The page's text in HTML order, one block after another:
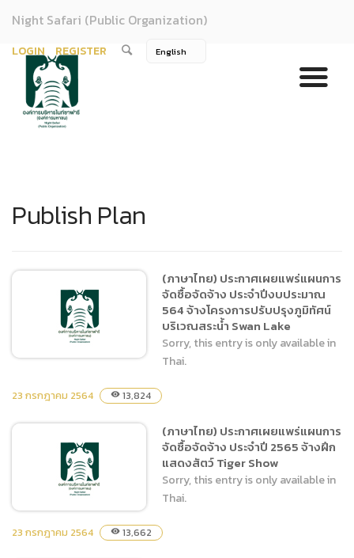
Night Safari (Public Organization)
LOGIN REGISTER
Publish Plan
แผนการจัดซื้อจัดจ้าง ประจำ
ปีงบประมาณ 564 จ้าง
โครงการปรับปรุงภูมิทัศน์
บริเวณสระน้ำ Swan Lake
(ภาษาไทย) ประกาศเผยแพร่แผนการ
จัดซื้อจัดจ้าง ประจำปีงบประมาณ
564 จ้างโครงการปรับปรุงภูมิทัศน์
บริเวณสระน้ำ Swan Lake
Sorry, this entry is only available in
Thai.
23 กรกฎาคม 2564 visibility 13,824
(ภาษาไทย) ประกาศเผยแพร่แผนการ
จัดซื้อจัดจ้าง ประจำปี 2565 จ้างฝึก
แสดงสัตว์ Tiger Show
Sorry, this entry is only available in
Thai.
23 กรกฎาคม 2564 visibility 13,662